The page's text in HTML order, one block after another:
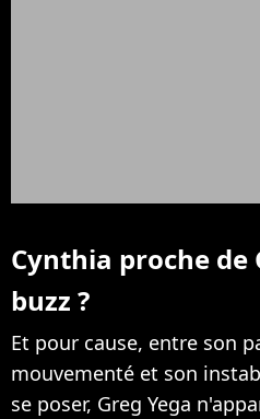
Cynthia proche de
buzz ?
Et pour cause, entre son
mouvementé et son
se poser, Greg Yega